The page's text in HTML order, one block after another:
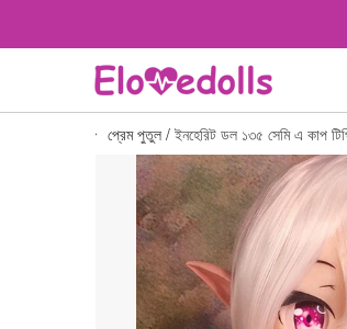
প্রেম পুতুল / ইনহেরিট ডল ১৩৫ সেমি এ কাপ